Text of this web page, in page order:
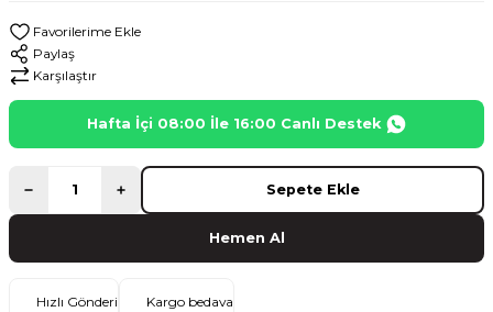
Paylaş
Karşılaştır
Hafta İçi 08:00 İle 16:00 Canlı Destek
Sepete Ekle
Hemen Al
Hızlı Gönderi Kargo bedava